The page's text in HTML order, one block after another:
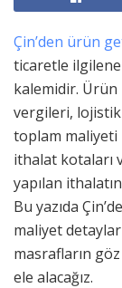
Çin’den ürün
ticaretle
kalemidir. Ürün
vergileri,
toplam maliyeti
ithalat kotaları
yapılan
Bu yazıda
maliyet
masrafların
ele alacağız.